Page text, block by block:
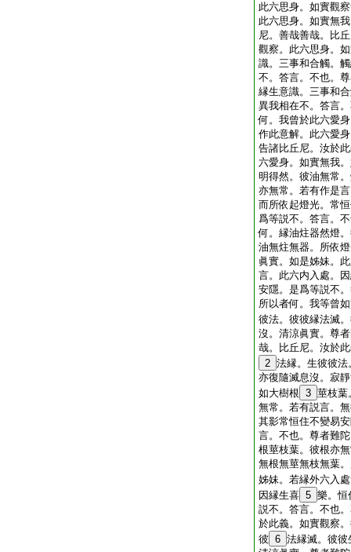
此六思身。如實觀
此六思身。如實無
尼。善哉善哉。比
觀察。此六思身。
識。三事和合觸。
不。答言。不也。
縁生意識。三事和
異我相在不。答言
何。我曾於此六愛
作此意解。此六愛
告諸比丘尼。汝於
六愛身。如實無我
明得然。彼油無常
亦無常。若有作是
而所依起燈光。常
爲等説不。答言。
何。縁油炷器然燈
油無炷無器。所依
眞實。如是姊妹。
言。此六内入處。
安隱。是爲等説不
所以者何。我等曾
彼法。彼彼縁法滅
沒。清涼眞實。尊
哉。比丘尼。汝於
2 法縁。生彼彼
亦復隨滅息沒。寂
如大樹根 3 莖枝葉
無常。若有説言。
其影常恒住不變易
言。不也。尊者難
根莖枝葉。彼根亦
無根無莖無枝無葉
姊妹。若縁外六入
因縁生喜 5 樂。恒
説不。答言。不也
於此義。如實觀察
彼 6 法縁滅。彼彼